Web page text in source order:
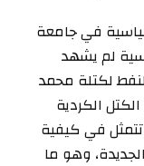
في جامعة
لم يشهد
لكتلة محمد
الكردية
تتمثل في كيفية
وهو ما